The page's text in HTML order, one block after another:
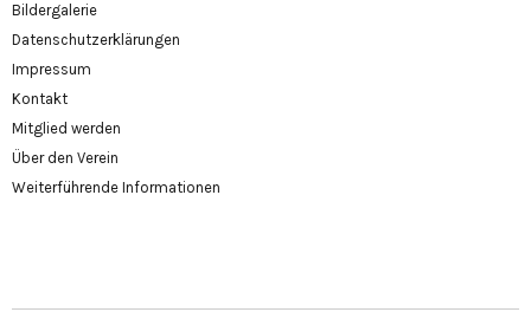
Bildergalerie
Datenschutzerklärungen
Impressum
Kontakt
Mitglied werden
Über den Verein
Weiterführende Informationen